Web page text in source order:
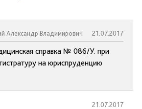
Александр Владимирович 21.07.2017
справка № 086/У. при
на юриспруденцию
21.07.2017